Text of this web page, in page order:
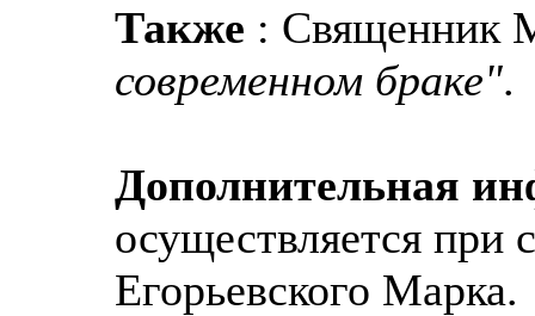
Также : Священник
современном браке".
Дополнительная
осуществляется при
Егорьевского Марка.